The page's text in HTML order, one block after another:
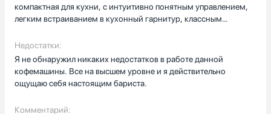
Гарантия, мес
компактная для кухни, с интуитивно понятным управлением,
легким встраиванием в кухонный гарнитур, классным
латте, экспрессо из зернового и молотого кофе с разной
степенью помола, крепости и температуры. Работая с этой
машиной чувствуешь себя бористо. Это обалденное чувство,
когда такой предмет у тебя на кухне! Мы очень довольны
приобретению! Теперь к нам часто стали приходить гости на
Недостатки:
Я не обнаружил никаких недостатков в работе данной
кофемашины. Все на высшем уровне и я действительно
ощущаю себя настоящим бариста.
Комментарий: